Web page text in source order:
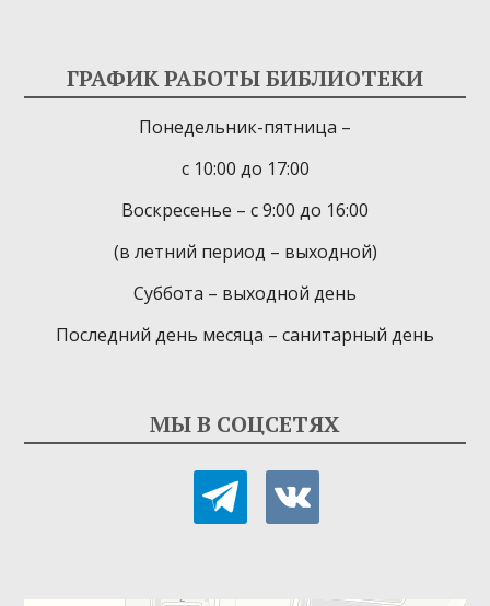
ГРАФИК РАБОТЫ БИБЛИОТЕКИ
Понедельник-пятница –
с 10:00 до 17:00
Воскресенье – с 9:00 до 16:00
(в летний период – выходной)
Суббота – выходной день
Последний день месяца – санитарный день
МЫ В СОЦСЕТЯХ
telegramvkontakte